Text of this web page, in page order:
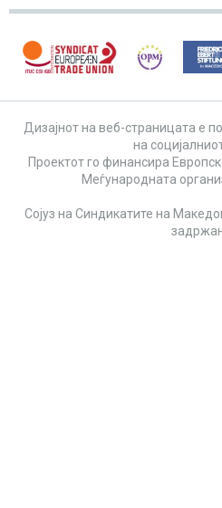
Дизајнот на веб-страницата е
на
Проектот го финансира
Меѓународната
Сојуз на Синдикатите на